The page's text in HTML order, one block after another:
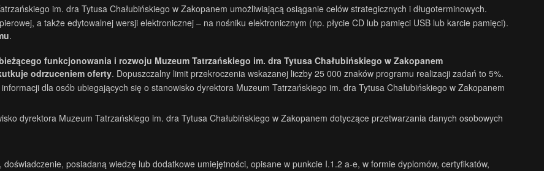
im. dra Tytusa Chałubińskiego w Zakopanem umożliwiającą osiąganie celów strategicznych i długoterminowych.
a także edytowalnej wersji elektronicznej – na nośniku elektronicznym (np. płycie CD lub pamięci USB lub karcie pamięci).
.
funkcjonowania i rozwoju Muzeum Tatrzańskiego im. dra Tytusa Chałubińskiego w Zakopanem
odrzuceniem oferty. Dopuszczalny limit przekroczenia wskazanej liczby 25 000 znaków programu realizacji zadań to 5%.
dla osób ubiegających się o stanowisko dyrektora Muzeum Tatrzańskiego im. dra Tytusa Chałubińskiego w Zakopanem
dyrektora Muzeum Tatrzańskiego im. dra Tytusa Chałubińskiego w Zakopanem dotyczące przetwarzania danych osobowych
posiadaną wiedzę lub dodatkowe umiejętności, opisane w punkcie I.1.2 a-e, w formie dyplomów, certyfikatów,